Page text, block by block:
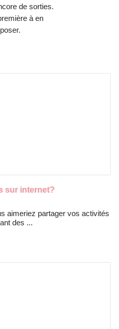
de sorties.
à en
sur internet?
aimeriez partager vos activités
des ...